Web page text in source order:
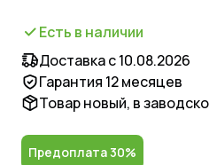
Есть в наличии
Доставка с 10.08.2026
Гарантия 12 месяцев
Товар новый, в
Предоплата 30%